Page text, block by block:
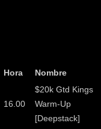
Hora Nombre
16.00
$20k Gtd Kings
Warm-Up
[Deepstack]